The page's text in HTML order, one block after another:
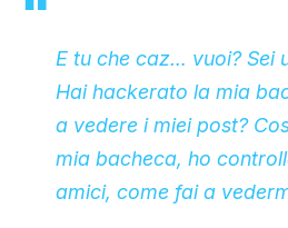
E tu che caz… vuoi? Sei
Hai hackerato la mia
a vedere i miei post?
mia bacheca, ho
amici, come fai a